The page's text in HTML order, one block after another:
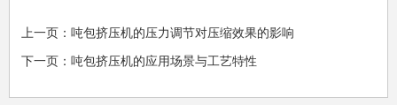
上一页：吨包挤压机的压力调节对压缩效果的影响
下一页：吨包挤压机的应用场景与工艺特性